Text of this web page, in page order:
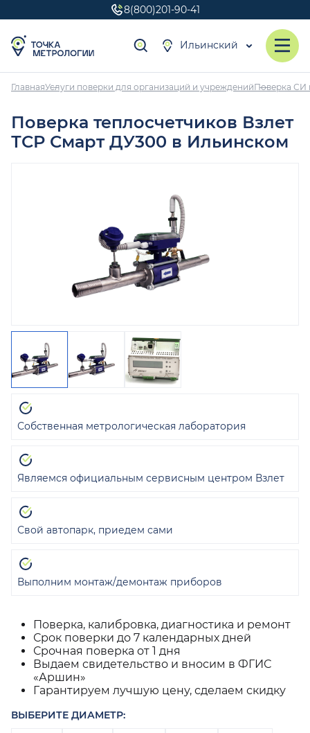
8(800)201-90-41
Ильинский
ГлавнаяУслуги поверки для организаций и учрежденийПоверка СИ
Поверка теплосчетчиков Взлет
ТСР Смарт ДУ300 в Ильинском
Поверка, калибровка, диагностика и ремонт
Срок поверки до 7 календарных дней
Срочная поверка от 1 дня
Выдаем свидетельство и вносим в ФГИС
«Аршин»
Гарантируем лучшую цену, сделаем скидку
ВЫБЕРИТЕ ДИАМЕТР:
Собственная метрологическая лаборатория
Являемся официальным сервисным центром Взлет
Свой автопарк, приедем сами
Выполним монтаж/демонтаж приборов